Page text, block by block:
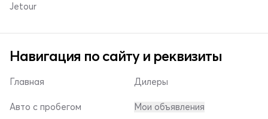
Jetour
Навигация по сайту и реквизиты
Главная
Авто с пробегом
Дилеры
Мои объявления